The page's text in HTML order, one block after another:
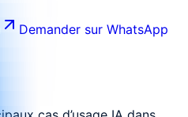
Demander sur WhatsApp